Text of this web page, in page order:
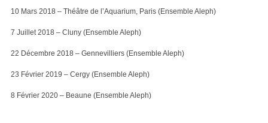
10 Mars 2018 – Théâtre de l’Aquarium, Paris (Ensemble Aleph)
7 Juillet 2018 – Cluny (Ensemble Aleph)
22 Décembre 2018 – Gennevilliers (Ensemble Aleph)
23 Février 2019 – Cergy (Ensemble Aleph)
8 Février 2020 – Beaune (Ensemble Aleph)